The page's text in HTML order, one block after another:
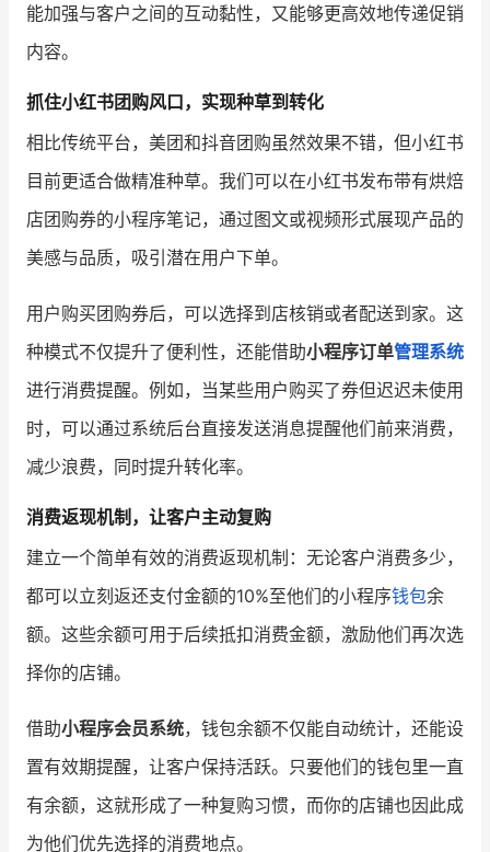
能加强与客户之间的互动黏性，又能够更高效地传递促销
内容。
抓住小红书团购风口，实现种草到转化
相比传统平台，美团和抖音团购虽然效果不错，但小红书
目前更适合做精准种草。我们可以在小红书发布带有烘焙
店团购券的小程序笔记，通过图文或视频形式展现产品的
美感与品质，吸引潜在用户下单。
用户购买团购券后，可以选择到店核销或者配送到家。这
种模式不仅提升了便利性，还能借助小程序订单管理系统
进行消费提醒。例如，当某些用户购买了券但迟迟未使用
时，可以通过系统后台直接发送消息提醒他们前来消费，
减少浪费，同时提升转化率。
消费返现机制，让客户主动复购
建立一个简单有效的消费返现机制：无论客户消费多少，
都可以立刻返还支付金额的10%至他们的小程序钱包余
额。这些余额可用于后续抵扣消费金额，激励他们再次选
择你的店铺。
借助小程序会员系统，钱包余额不仅能自动统计，还能设
置有效期提醒，让客户保持活跃。只要他们的钱包里一直
有余额，这就形成了一种复购习惯，而你的店铺也因此成
为他们优先选择的消费地点。